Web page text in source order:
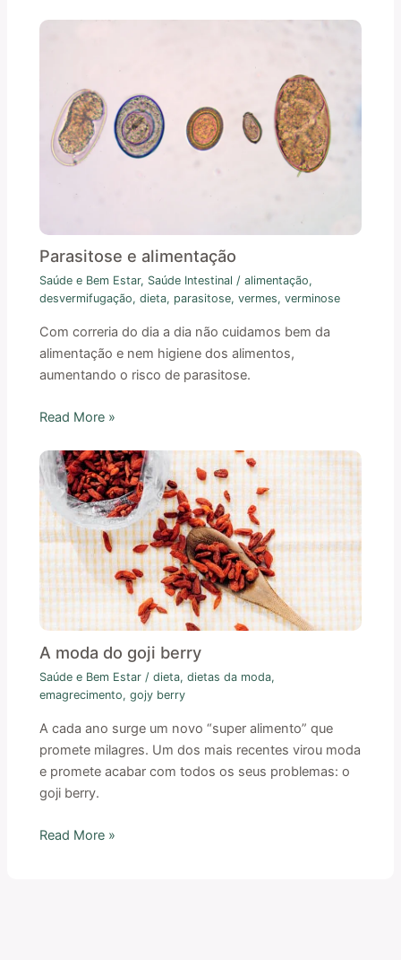
Parasitose e alimentação
Saúde e Bem Estar, Saúde Intestinal /alimentação,
desvermifugação,dieta, parasitose,vermes,verminose
Com correria do dia a dia não cuidamos bem da
alimentação e nem higiene dos alimentos,
aumentando o risco de parasitose.
Read More »
A moda do goji berry
Saúde e Bem Estar /dieta,dietas da moda,
emagrecimento,gojy berry
A cada ano surge um novo “super alimento” que
promete milagres. Um dos mais recentes virou moda
e promete acabar com todos os seus problemas: o
goji berry.
Read More »